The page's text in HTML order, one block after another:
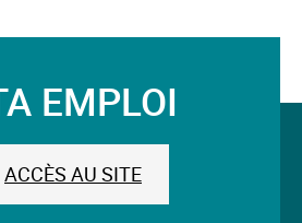
EMPLOI
ACCÈS AU SITE